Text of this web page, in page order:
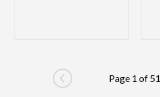
Go to previous page
Page 1 of 51